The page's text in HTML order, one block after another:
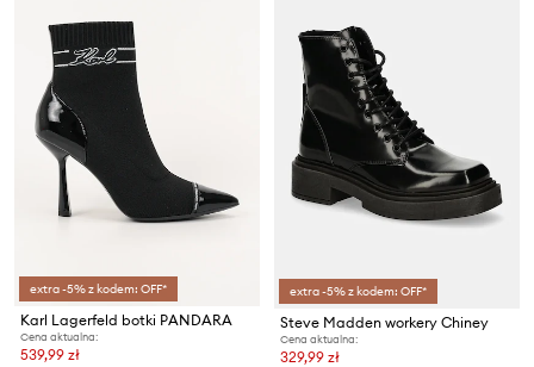
extra -5% z kodem: OFF*
Karl Lagerfeld botki PANDARA
Cena aktualna:
539,99 zł
extra -5% z kodem: OFF*
Steve Madden workery Chiney
Cena aktualna:
329,99 zł